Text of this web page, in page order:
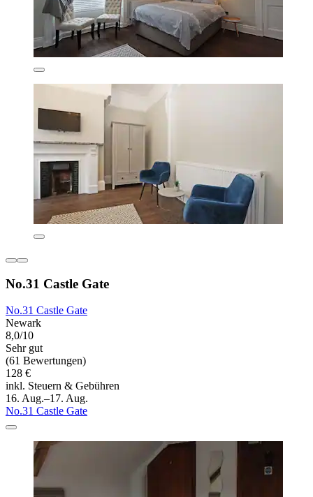
No.31 Castle Gate
No.31 Castle Gate
Newark
8,0/10
Sehr gut
(61 Bewertungen)
128 €
inkl. Steuern & Gebühren
16. Aug.–17. Aug.
No.31 Castle Gate